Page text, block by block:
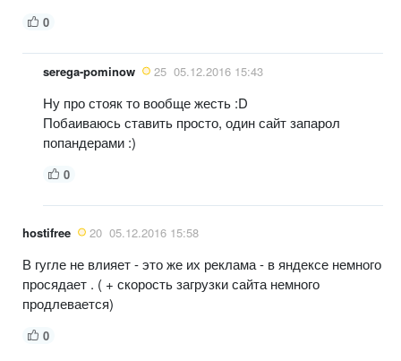
0
serega-pominow 25 05.12.2016 15:43
Ну про стояк то вообще жесть :D
Побаиваюсь ставить просто, один сайт запарол
попандерами :)
0
hostifree 20 05.12.2016 15:58
В гугле не влияет - это же их реклама - в яндексе немного
просядает . ( + скорость загрузки сайта немного
продлевается)
0